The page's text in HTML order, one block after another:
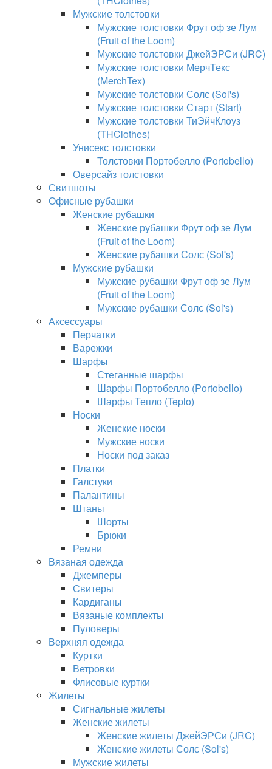
Мужские толстовки
Мужские толстовки Фрут оф зе Лум
(Fruit of the Loom)
Мужские толстовки ДжейЭРСи (JRC)
Мужские толстовки МерчТекс
(MerchTex)
Мужские толстовки Солс (Sol's)
Мужские толстовки Старт (Start)
Мужские толстовки ТиЭйчКлоуз
(THClothes)
Унисекс толстовки
Толстовки Портобелло (Portobello)
Оверсайз толстовки
Свитшоты
Офисные рубашки
Женские рубашки
Женские рубашки Фрут оф зе Лум
(Fruit of the Loom)
Женские рубашки Солс (Sol's)
Мужские рубашки
Мужские рубашки Фрут оф зе Лум
(Fruit of the Loom)
Мужские рубашки Солс (Sol's)
Аксессуары
Перчатки
Варежки
Шарфы
Стеганные шарфы
Шарфы Портобелло (Portobello)
Шарфы Тепло (Teplo)
Носки
Женские носки
Мужские носки
Носки под заказ
Платки
Галстуки
Палантины
Штаны
Шорты
Брюки
Ремни
Вязаная одежда
Джемперы
Свитеры
Кардиганы
Вязаные комплекты
Пуловеры
Верхняя одежда
Куртки
Ветровки
Флисовые куртки
Жилеты
Сигнальные жилеты
Женские жилеты
Женские жилеты ДжейЭРСи (JRC)
Женские жилеты Солс (Sol's)
Мужские жилеты